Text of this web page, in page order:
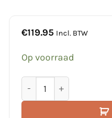
€119.95 Incl. BTW
Op voorraad